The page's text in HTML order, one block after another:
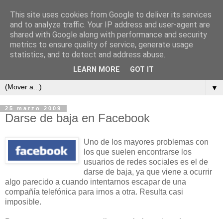
ContraCorriente
▼
25 marzo 2009
Darse de baja en Facebook
Uno de los mayores problemas con
los que suelen encontrarse los
usuarios de redes sociales es el de
darse de baja, ya que viene a ocurrir
algo parecido a cuando intentarnos escapar de una
compañía telefónica para irnos a otra. Resulta casi
imposible.
This site uses cookies from Google to deliver its services
and to analyze traffic. Your IP address and user-agent are
shared with Google along with performance and security
metrics to ensure quality of service, generate usage
statistics, and to detect and address abuse.
LEARN MORE GOT IT